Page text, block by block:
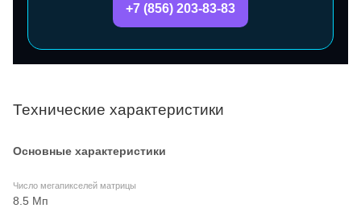
+7 (856) 203-83-83
Технические характеристики
Основные характеристики
Число мегапикселей матрицы
8.5 Мп